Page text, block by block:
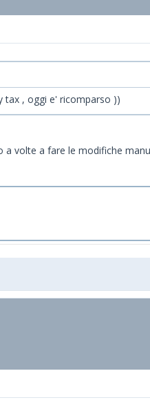
tax , oggi e' ricomparso ))
volte a fare le modifiche